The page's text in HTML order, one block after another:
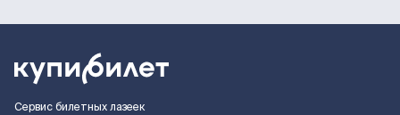
Сервис билетных лазеек